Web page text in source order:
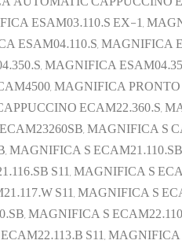
ESAM03.110.S EX-1,
ESAM04.110.S, MAGNIFICA
MAGNIFICA
MAGNIFICA
ECAM22.360.S,
MAGNIFICA S
S
S11, MAGNIFICA S
S11, MAGNIFICA S
MAGNIFICA S
S11,